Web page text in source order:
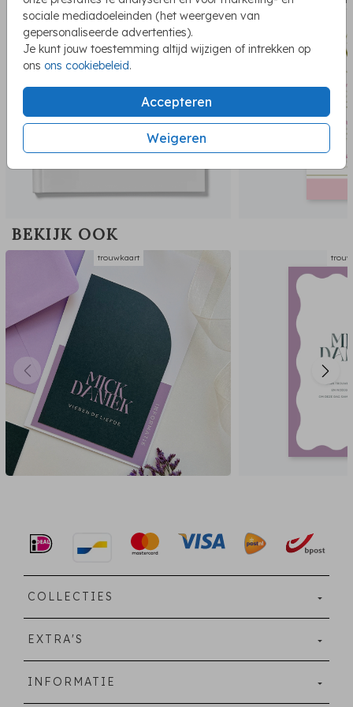
sociale mediadoeleinden (het weergeven van
gepersonaliseerde advertenties).
Je kunt jouw toestemming altijd wijzigen of intrekken op
ons ons cookiebeleid.
Accepteren
Weigeren
BEKIJK OOK
trouwkaart
COLLECTIES
EXTRA'S
INFORMATIE